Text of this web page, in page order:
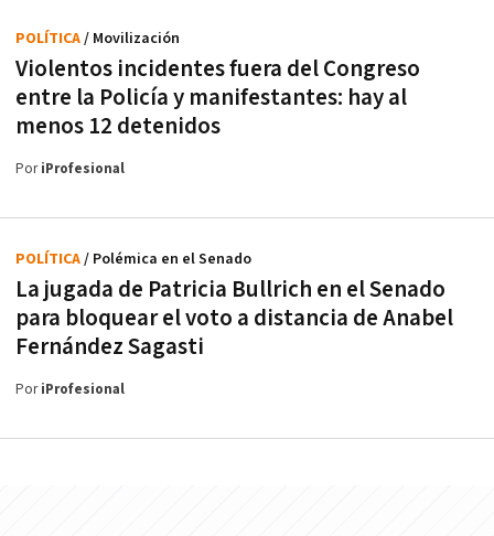
Violentos incidentes fuera del Congreso
entre la Policía y manifestantes: hay al
menos 12 detenidos
POLÍTICA/ Movilización
PoriProfesional
La jugada de Patricia Bullrich en el Senado
para bloquear el voto a distancia de Anabel
Fernández Sagasti
POLÍTICA/ Polémica en el Senado
PoriProfesional